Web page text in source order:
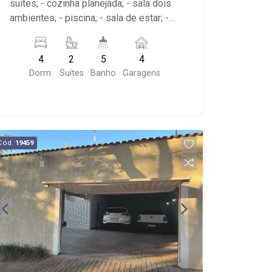
suítes; - cozinha planejada; - sala dois
ambientes; - piscina; - sala de estar; -
quintal cimentado; - jardim; - 5
banheiros com armários, box e espelho;
- lavabo; - despensa; - corredor lateral; -
Centro;
4
Dorm.
2
Suítes
5
Banho
4
Garagens
19459